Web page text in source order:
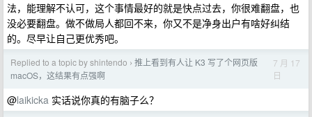
法，能理解不认可，这个事情最好的就是快点过去，你很难翻盘，也
没必要翻盘。做不做局人都回不来，你又不是净身出户有啥好纠结
的。尽早让自己更优秀吧。
Replied to a topic by shintendo › 推上看到有人让 K3 写了个网页版
macOS，这结果有点强啊
7 月 17
日
@laikicka 实话说你真的有脑子么？